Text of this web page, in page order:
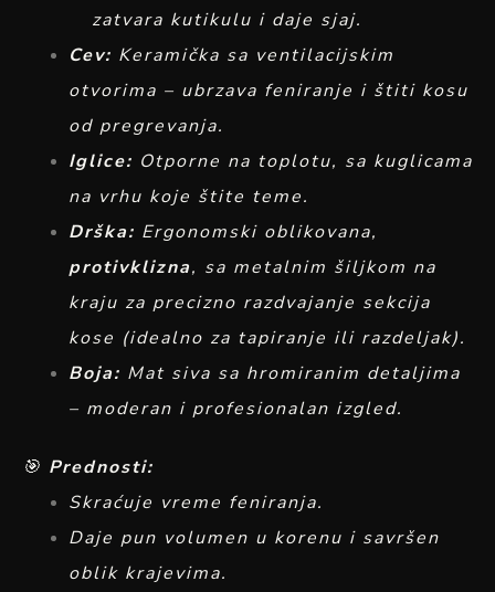
zatvara kutikulu i daje sjaj.
Cev: Keramička sa ventilacijskim
otvorima – ubrzava feniranje i štiti kosu
od pregrevanja.
Iglice: Otporne na toplotu, sa kuglicama
na vrhu koje štite teme.
Drška: Ergonomski oblikovana,
protivklizna, sa metalnim šiljkom na
kraju za precizno razdvajanje sekcija
kose (idealno za tapiranje ili razdeljak).
Boja: Mat siva sa hromiranim detaljima
– moderan i profesionalan izgled.
🎯 Prednosti:
Skraćuje vreme feniranja.
Daje pun volumen u korenu i savršen
oblik krajevima.